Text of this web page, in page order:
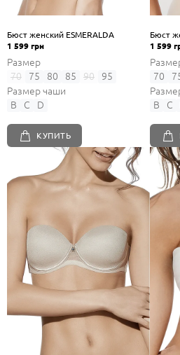
Бюст женский ESMERALDA
1 599 грн
Размер
70
75 80 85 90
95
Размер чаши
B
C D
КУПИТЬ
Бюст
1 599
70
B
C